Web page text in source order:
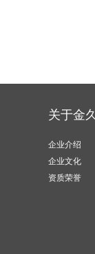
关于金久
企业介绍
企业文化
资质荣誉